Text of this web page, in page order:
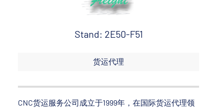
Stand: 2E50-F51
货运代理
CNC货运服务公司成立于1999年，在国际货运代理领